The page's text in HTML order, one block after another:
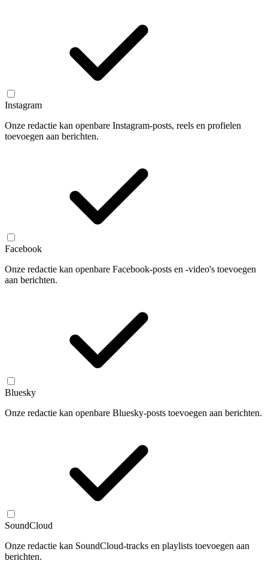
Instagram
Onze redactie kan openbare Instagram-posts, reels en profielen
toevoegen aan berichten.
Facebook
Onze redactie kan openbare Facebook-posts en -video's toevoegen
aan berichten.
Bluesky
Onze redactie kan openbare Bluesky-posts toevoegen aan berichten.
SoundCloud
Onze redactie kan SoundCloud-tracks en playlists toevoegen aan
berichten.